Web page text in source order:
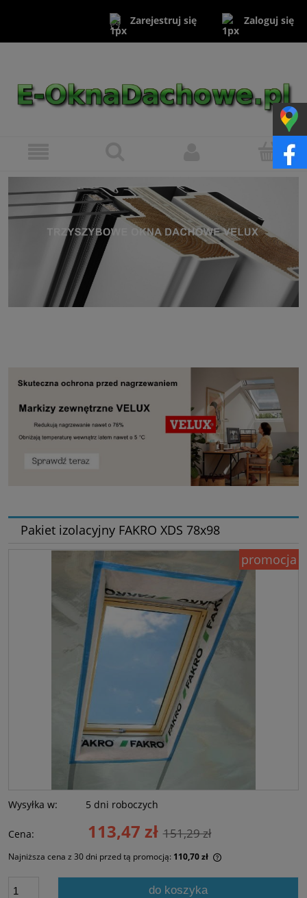
Zarejestruj się Zaloguj się
Pakiet izolacyjny FAKRO XDS 78x98
promocja
Wysyłka w: 5 dni roboczych
Cena: 113,47 zł 151,29 zł
Najniższa cena z 30 dni przed tą promocją: 110,70 zł
do koszyka